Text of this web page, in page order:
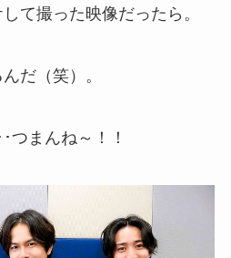
て撮った映像だったら。
だ（笑）。
つまんね～！！